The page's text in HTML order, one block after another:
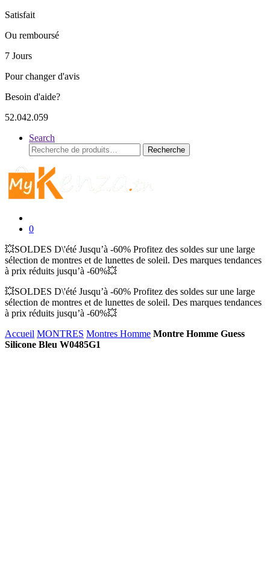
Satisfait
Ou remboursé
7 Jours
Pour changer d'avis
Besoin d'aide?
52.042.059
Search
Recherche
pour :
Recherche
0
💥SOLDES D\'été Jusqu’à -60% Profitez des soldes sur une large
sélection de montres et de lunettes de soleil. Des marques tendances
à prix réduits jusqu’à -60%💥
💥SOLDES D\'été Jusqu’à -60% Profitez des soldes sur une large
sélection de montres et de lunettes de soleil. Des marques tendances
à prix réduits jusqu’à -60%💥
Accueil MONTRES Montres Homme Montre Homme Guess
Silicone Bleu W0485G1